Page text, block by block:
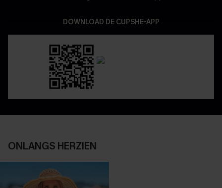
DOWNLOAD DE CUPSHE-APP
ONLANGS HERZIEN